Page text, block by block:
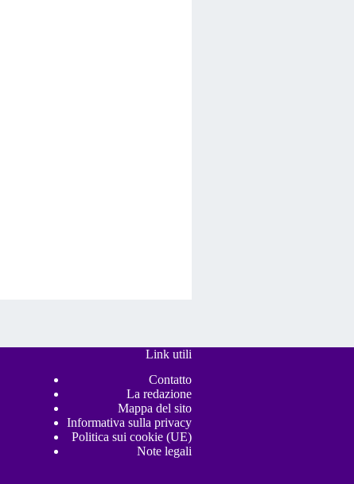
Link utili
Contatto
La redazione
Mappa del sito
Informativa sulla privacy
Politica sui cookie (UE)
Note legali